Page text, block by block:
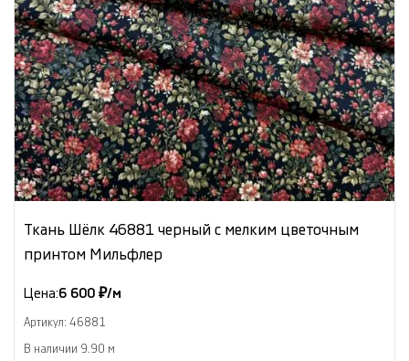
Ткань Шёлк 46881 черный с мелким цветочным
принтом Мильфлер
Цена:6 600 ₽/м
Артикул: 46881
В наличии 9.90 м